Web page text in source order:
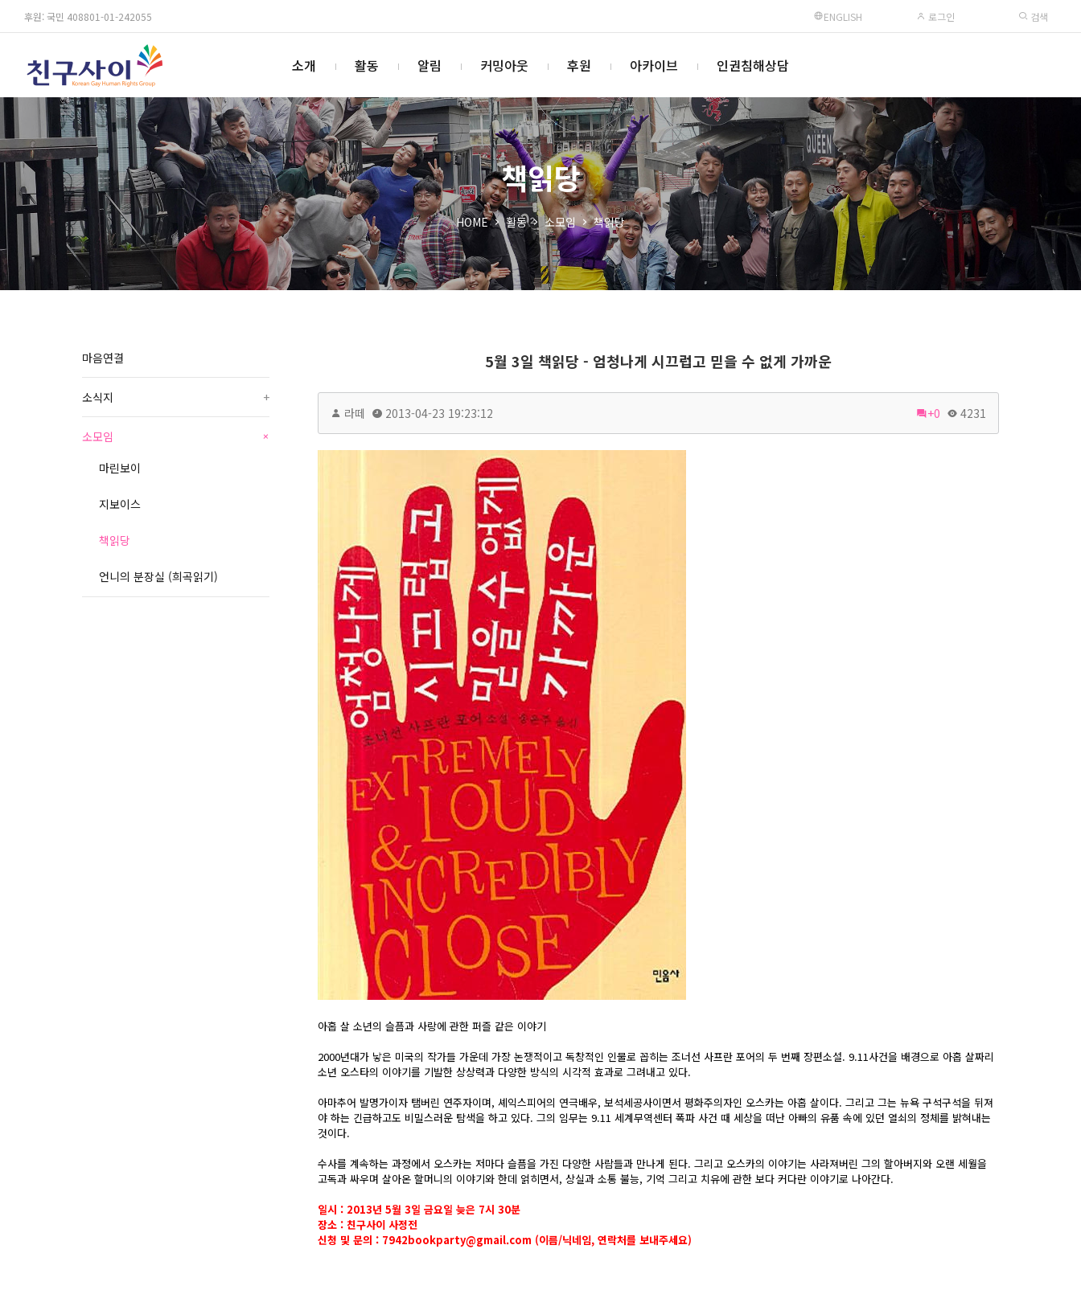
후원: 국민 408801-01-242055 ENGLISH 로그인 검색
소개 활동 알림 커밍아웃 후원 아카이브 인권침해상담
책읽당
HOME 활동 소모임 책읽당
마음연결
소식지 +
소모임 +
마린보이
지보이스
책읽당
언니의 분장실 (희곡읽기)
5월 3일 책읽당 - 엄청나게 시끄럽고 믿을 수 없게 가까운
라떼 2013-04-23 19:23:12 +0 4231
아홉 살 소년의 슬픔과 사랑에 관한 퍼즐 같은 이야기
2000년대가 낳은 미국의 작가들 가운데 가장 논쟁적이고 독창적인 인물로 꼽히는 조너선 사프란 포어의 두 번째 장편소설. 9.11사건을 배경으로 아홉 살짜리
소년 오스타의 이야기를 기발한 상상력과 다양한 방식의 시각적 효과로 그려내고 있다.
아마추어 발명가이자 탬버린 연주자이며, 셰익스피어의 연극배우, 보석세공사이면서 평화주의자인 오스카는 아홉 살이다. 그리고 그는 뉴욕 구석구석을 뒤져
야 하는 긴급하고도 비밀스러운 탐색을 하고 있다. 그의 임무는 9.11 세계무역센터 폭파 사건 때 세상을 떠난 아빠의 유품 속에 있던 열쇠의 정체를 밝혀내는
것이다.
수사를 계속하는 과정에서 오스카는 저마다 슬픔을 가진 다양한 사람들과 만나게 된다. 그리고 오스카의 이야기는 사라져버린 그의 할아버지와 오랜 세월을
고독과 싸우며 살아온 할머니의 이야기와 한데 얽히면서, 상실과 소통 불능, 기억 그리고 치유에 관한 보다 커다란 이야기로 나아간다.
일시 : 2013년 5월 3일 금요일 늦은 7시 30분
장소 : 친구사이 사정전
신청 및 문의 : 7942bookparty@gmail.com (이름/닉네임, 연락처를 보내주세요)